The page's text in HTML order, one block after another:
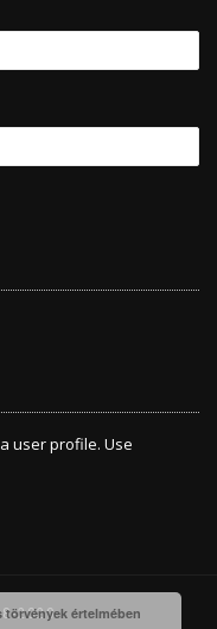
user profile. Use
2020
értelmében